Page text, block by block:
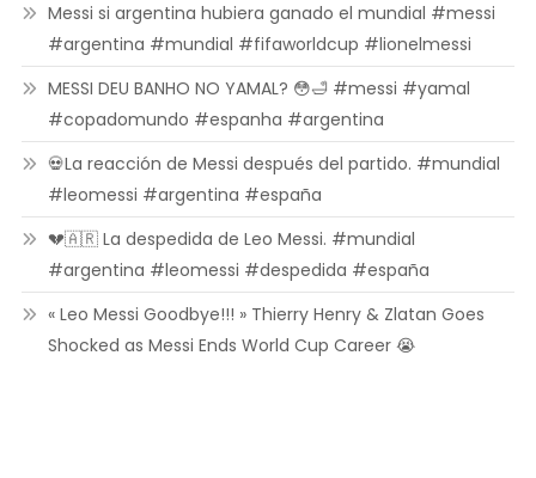
Messi si argentina hubiera ganado el mundial #messi
#argentina #mundial #fifaworldcup #lionelmessi
MESSI DEU BANHO NO YAMAL? 😳🛁 #messi #yamal
#copadomundo #espanha #argentina
💀La reacción de Messi después del partido. #mundial
#leomessi #argentina #españa
💔🇦🇷 La despedida de Leo Messi. #mundial
#argentina #leomessi #despedida #españa
« Leo Messi Goodbye!!! » Thierry Henry & Zlatan Goes
Shocked as Messi Ends World Cup Career 😭